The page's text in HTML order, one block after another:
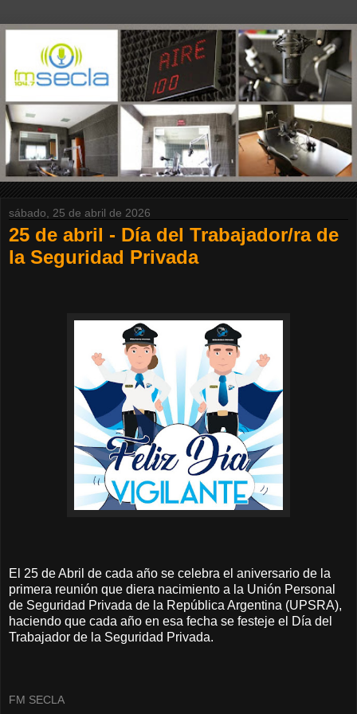
sábado, 25 de abril de 2026
25 de abril - Día del Trabajador/ra de
la Seguridad Privada
El 25 de Abril de cada año se celebra el aniversario de la
primera reunión que diera nacimiento a la Unión Personal
de Seguridad Privada de la República Argentina (UPSRA),
haciendo que cada año en esa fecha se festeje el Día del
Trabajador de la Seguridad Privada.
FM SECLA